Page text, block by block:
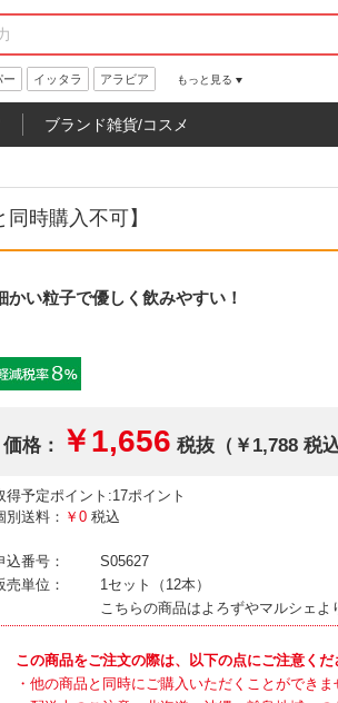
ー イッタラ アラビア もっと見る
ブランド雑貨/コスメ
時購入不可】
かい粒子で優しく飲みやすい！
価格： ￥1,656 税抜（￥1,788 税込
得予定ポイント:17ポイント
別送料： ￥0税込
込番号：
S05627
売単位：
1セット（12本）
こちらの商品はよろずやマルシェよ
この商品をご注文の際は、以下の点にご注意くだ
・他の商品と同時にご購入いただくことができま